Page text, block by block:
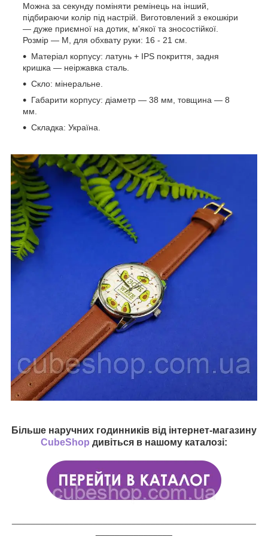
Можна за секунду поміняти ремінець на інший,
підбираючи колір під настрій. Виготовлений з екошкіри
— дуже приємної на дотик, м'якої та зносостійкої.
Розмір — М, для обхвату руки: 16 - 21 см.
Матеріал корпусу: латунь + IPS покриття, задня
кришка — неіржавка сталь.
Скло: мінеральне.
Габарити корпусу: діаметр — 38 мм, товщина — 8
мм.
Складка: Україна.
Більше наручних годинників від інтернет-магазину
CubeShop дивіться в нашому каталозі: